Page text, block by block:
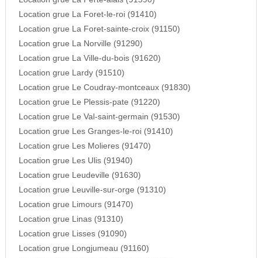
Location grue La Foret-le-roi (91410)
Location grue La Foret-sainte-croix (91150)
Location grue La Norville (91290)
Location grue La Ville-du-bois (91620)
Location grue Lardy (91510)
Location grue Le Coudray-montceaux (91830)
Location grue Le Plessis-pate (91220)
Location grue Le Val-saint-germain (91530)
Location grue Les Granges-le-roi (91410)
Location grue Les Molieres (91470)
Location grue Les Ulis (91940)
Location grue Leudeville (91630)
Location grue Leuville-sur-orge (91310)
Location grue Limours (91470)
Location grue Linas (91310)
Location grue Lisses (91090)
Location grue Longjumeau (91160)